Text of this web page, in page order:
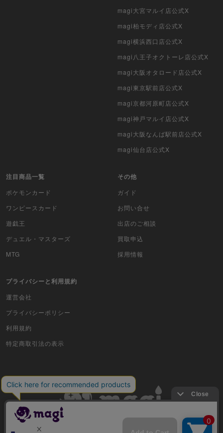
WIXOSS
WCCF
ドラゴンボールヒーローズ
バディファイト
Z/X（ゼクス）
スポーツ
アイカツ
アクエリアンエイジ
アンジュ・ヴィエルジュ
イナズマイレブンTCG・イレブンプレカ
magi大宮マルイ店公式X
magi柏モディ店公式X
magi横浜西口店公式X
magi八王子オクトーレ店公式X
magi大阪オタロード店公式X
magi東京駅前店公式X
magi京都河原町店公式X
magi神戸マルイ店公式X
magi大阪なんば駅前店公式X
magi仙台店公式X
注目商品一覧
ポケモンカード
ワンピースカード
遊戯王
デュエル・マスターズ
MTG
その他
ガイド
お問い合せ
出店のご相談
買取申込
採用情報
プライバシーと利用規約
運営会社
プライバシーポリシー
利用規約
特定商取引法の表示